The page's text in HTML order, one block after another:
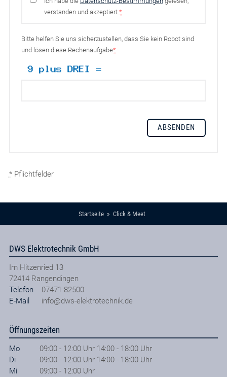
verstanden und akzeptiert *
Bitte helfen Sie uns sicherzustellen, dass Sie kein Robot sind
und lösen diese Rechenaufgabe*
*Pflichtfelder
Startseite Click & Meet
DWS Elektrotechnik GmbH
Im Hitzenried 13
72414 Rangendingen
Telefon
07471 82500
E-Mail
info@dws-elektrotechnik.de
Öffnungszeiten
Mo
09:00 - 12:00 Uhr 14:00 - 18:00 Uhr
Di
09:00 - 12:00 Uhr 14:00 - 18:00 Uhr
Mi
09:00 - 12:00 Uhr